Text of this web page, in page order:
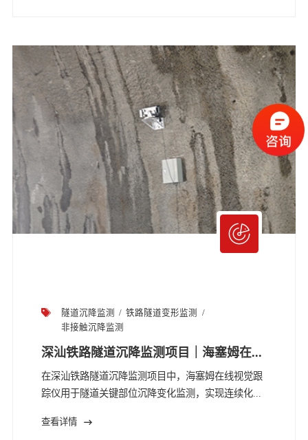
隧道沉降监测
铁路隧道变形监测
非接触沉降监测
深汕铁路隧道沉降监测项目｜海塞姆在...
在深汕铁路隧道沉降监测项目中，海塞姆在线视觉跟
踪仪用于隧道关键部位沉降变化监测，实现连续化...
查看详情